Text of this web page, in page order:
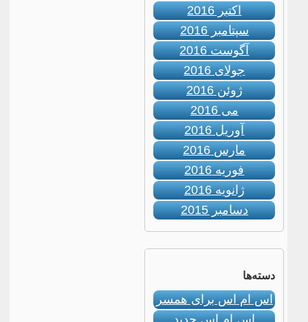
اکتبر 2016
سپتامبر 2016
آگوست 2016
جولای 2016
ژوئن 2016
می 2016
آوریل 2016
مارس 2016
فوریه 2016
ژانویه 2016
دسامبر 2015
دسته‌ها
اس ام اس برای همسر
اس ام اس جدید